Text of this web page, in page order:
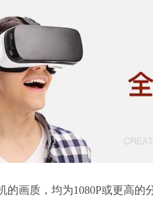
的画质，均为1080P或更高的